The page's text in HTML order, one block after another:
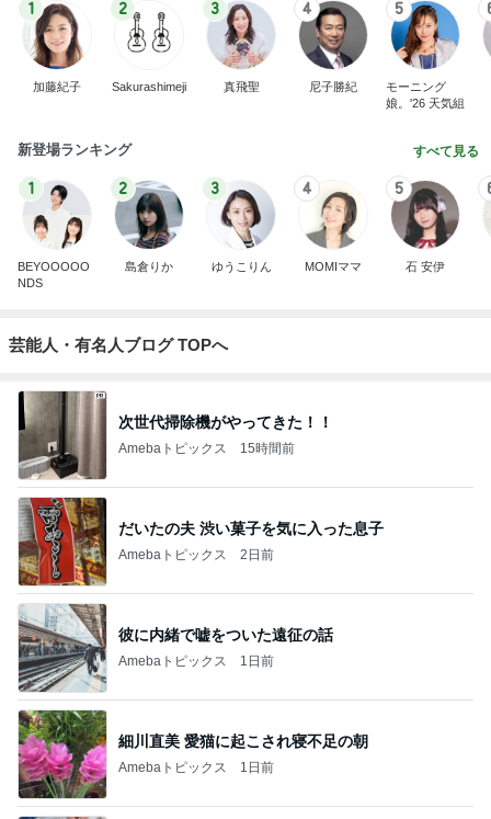
1
加藤紀子
2
Sakurashimeji
3
真飛聖
4
尼子勝紀
5
モーニング
娘。'26 天気組
新登場ランキング すべて見る
1
BEYOOOOO
NDS
2
島倉りか
3
ゆうこりん
4
MOMIママ
5
石 安伊
芸能人・有名人ブログ TOPへ
次世代掃除機がやってきた！！
Amebaトピックス 15時間前
だいたの夫 渋い菓子を気に入った息子
Amebaトピックス 2日前
彼に内緒で嘘をついた遠征の話
Amebaトピックス 1日前
細川直美 愛猫に起こされ寝不足の朝
Amebaトピックス 1日前